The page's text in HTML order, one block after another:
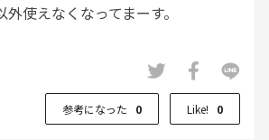
使えなくなってまーす。
参考になった 0 Like! 0